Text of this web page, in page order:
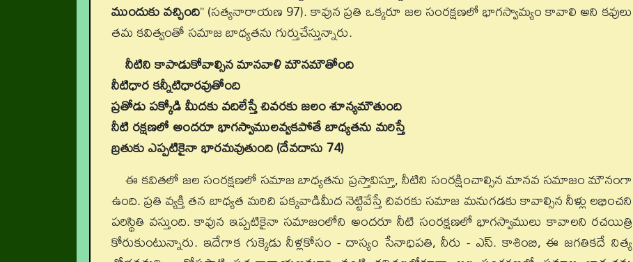
ముందుకు వచ్చింది” (సత్యనారాయణ 97). కావున ప్రతి ఒక్కరూ జల సంరక్షణలో భాగస్వామ్యం కావాలి అని కవులు
తమ కవిత్వంతో సమాజ బాధ్యతను గుర్తుచేస్తున్నారు.
నీటిని కాపాడుకోవాల్సిన మానవాళి మౌనమౌతోంది
నీటిధార కన్నీటిధారవుతోంది
ప్రతోడు పక్కోడి మీదకు వదిలేస్తే చివరకు జలం శూన్యమౌతుంది
నీటి రక్షణలో అందరూ భాగస్వాములవ్వకపోతే బాధ్యతను మరిస్తే
బ్రతుకు ఎప్పటికైనా భారమవుతుంది (దేవదాసు 74)
ఈ కవితలో జల సంరక్షణలో సమాజ బాధ్యతను ప్రస్తావిస్తూ, నీటిని సంరక్షించాల్సిన మానవ సమాజం మౌనంగా
ఉంది. ప్రతి వ్యక్తి తన బాధ్యత మరిచి పక్కవాడిమీద నెట్టివేస్తే చివరకు సమాజ మనుగడకు కావాల్సిన నీళ్లు లభించని
పరిస్థితి వస్తుంది. కావున ఇప్పటికైనా సమాజంలోని అందరూ నీటి సంరక్షణలో భాగస్వాములు కావాలని రచయిత్రి
కోరుకుంటున్నారు. ఇదేగాక గుక్కెడు నీళ్లకోసం - దాస్యం సేనాధిపతి, నీరు - ఎస్. కాశింబి, ఈ జగతికదే నిత్య